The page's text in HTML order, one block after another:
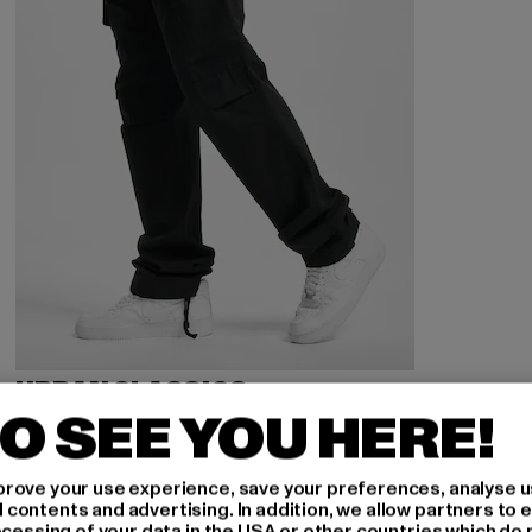
URBAN CLASSICS
Camouflage Cargo Pants
39,04 EUR
Derzeitiger Preis: 39,04 EUR
54,99 EURAktionspreis: 54,99 EUR
SEE YOU HERE!
your use experience, save your preferences, analyse
and advertising. In addition, we allow partners to